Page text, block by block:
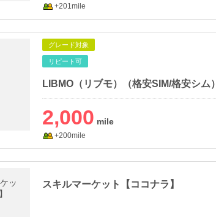
+201mile
グレード対象
リピート可
LIBMO（リブモ）（格安SIM/格安シム）
2,000
+200mile
スキルマーケット【ココナラ】